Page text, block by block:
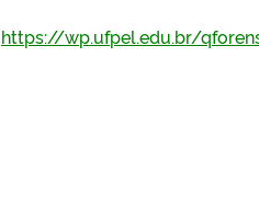
https://wp.ufpel.edu.br/